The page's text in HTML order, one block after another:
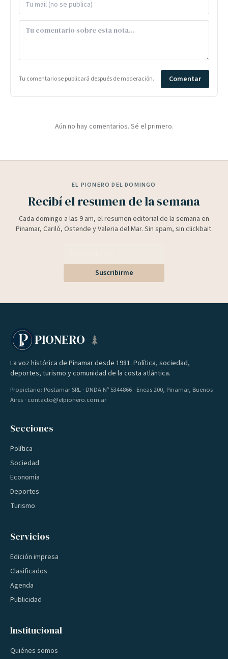
Tu comentario se publicará después de moderación. Comentar
Aún no hay comentarios. Sé el primero.
EL PIONERO DEL DOMINGO
Recibí el resumen de la semana
Cada domingo a las 9 am, el resumen editorial de la semana en
Pinamar, Cariló, Ostende y Valeria del Mar. Sin spam, sin clickbait.
Suscribirme
PIONERO
La voz histórica de Pinamar desde 1981. Política, sociedad,
deportes, turismo y comunidad de la costa atlántica.
Propietario: Postamar SRL · DNDA Nº 5344866 · Eneas 200, Pinamar, Buenos
Aires · contacto@elpionero.com.ar
Secciones
Política
Sociedad
Economía
Deportes
Turismo
Servicios
Edición impresa
Clasificados
Agenda
Publicidad
Institucional
Quiénes somos